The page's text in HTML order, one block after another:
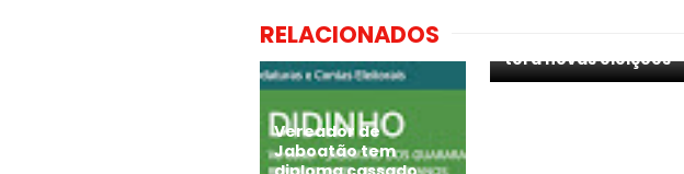
RELACIONADOS
Vereador de
Jaboatão tem
terá novas eleições